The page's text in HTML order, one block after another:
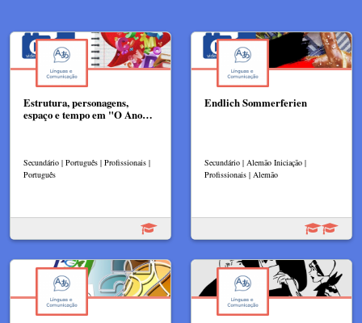
Estrutura, personagens,
espaço e tempo em "O Ano…
Secundário | Português | Profissionais |
Português
Endlich Sommerferien
Secundário | Alemão Iniciação |
Profissionais | Alemão